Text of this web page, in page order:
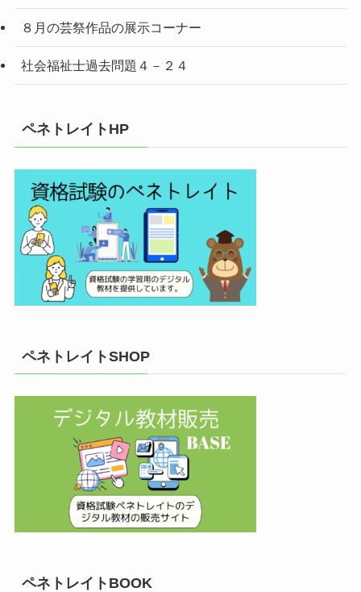
８月の芸祭作品の展示コーナー
社会福祉士過去問題４－２４
ペネトレイトHP
ペネトレイトSHOP
ペネトレイトBOOK